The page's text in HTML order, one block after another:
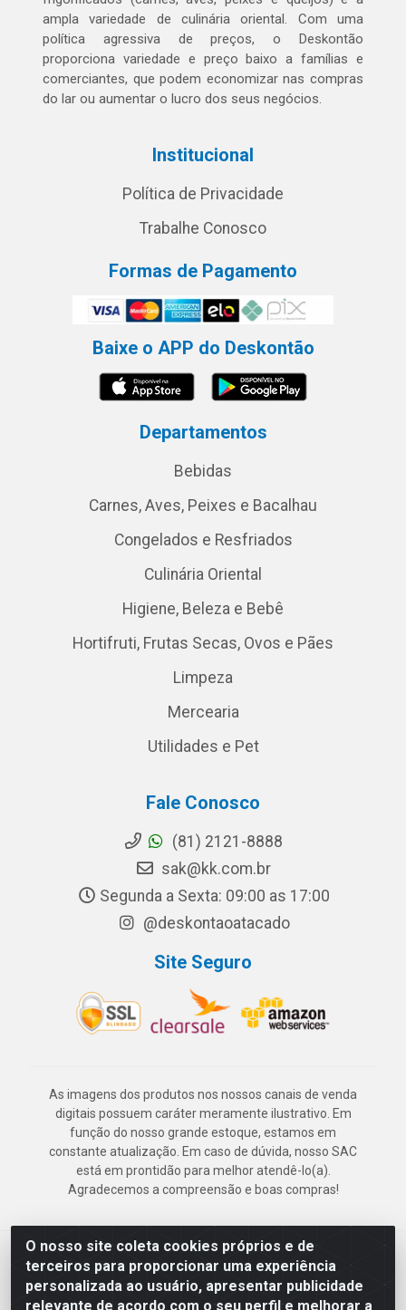
O nosso site coleta cookies próprios e de
terceiros para proporcionar uma experiência
personalizada ao usuário, apresentar publicidade
relevante de acordo com o seu perfil e melhorar a
ampla variedade de culinária oriental. Com uma
política agressiva de preços, o Deskontão
proporciona variedade e preço baixo a famílias e
comerciantes, que podem economizar nas compras
do lar ou aumentar o lucro dos seus negócios.
Institucional
Política de Privacidade
Trabalhe Conosco
Formas de Pagamento
Baixe o APP do Deskontão
Departamentos
Bebidas
Carnes, Aves, Peixes e Bacalhau
Congelados e Resfriados
Culinária Oriental
Higiene, Beleza e Bebê
Hortifruti, Frutas Secas, Ovos e Pães
Limpeza
Mercearia
Utilidades e Pet
Fale Conosco
(81) 2121-8888
sak@kk.com.br
Segunda a Sexta: 09:00 as 17:00
@deskontaoatacado
Site Seguro
As imagens dos produtos nos nossos canais de venda
digitais possuem caráter meramente ilustrativo. Em
função do nosso grande estoque, estamos em
constante atualização. Em caso de dúvida, nosso SAC
está em prontidão para melhor atendê-lo(a).
Agradecemos a compreensão e boas compras!
Deskontão Atacado - Av. Marechal Mascarenhas de Morais, 2471 -
Imbiribeira - Recife/PE - CEP 51.150-001 - CNPJ 24.150.377/0003-
57